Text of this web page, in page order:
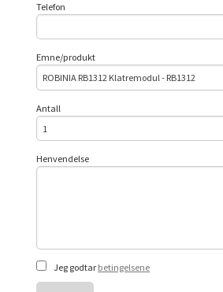
Telefon
Emne/produkt
Antall
Henvendelse
Jeg godtar betingelsene